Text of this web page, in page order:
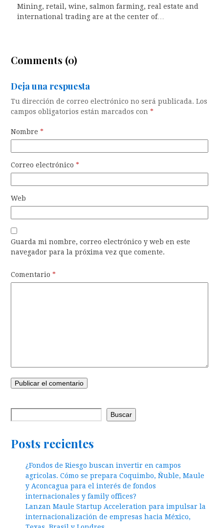
Mining, retail, wine, salmon farming, real estate and
international trading are at the center of…
Comments (0)
Deja una respuesta
Tu dirección de correo electrónico no será publicada. Los
campos obligatorios están marcados con*
Nombre*
Correo electrónico*
Web
Guarda mi nombre, correo electrónico y web en este
navegador para la próxima vez que comente.
Comentario*
Buscar
Posts recientes
¿Fondos de Riesgo buscan invertir en campos
agricolas. Cómo se prepara Coquimbo, Ñuble, Maule
y Aconcagua para el interés de fondos
internacionales y family offices?
Lanzan Maule Startup Acceleration para impulsar la
internacionalización de empresas hacia México,